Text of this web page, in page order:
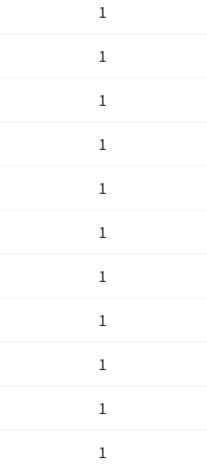
1
1
1
1
1
1
1
1
1
1
1